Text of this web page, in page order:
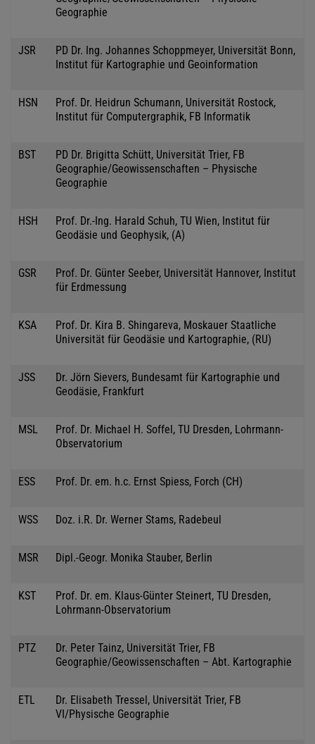
Geographie
JSR
PD Dr. Ing. Johannes Schoppmeyer, Universität Bonn,
Institut für Kartographie und Geoinformation
HSN
Prof. Dr. Heidrun Schumann, Universität Rostock,
Institut für Computergraphik, FB Informatik
BST
PD Dr. Brigitta Schütt, Universität Trier, FB
Geographie/Geowissenschaften – Physische
Geographie
HSH
Prof. Dr.-Ing. Harald Schuh, TU Wien, Institut für
Geodäsie und Geophysik, (A)
GSR
Prof. Dr. Günter Seeber, Universität Hannover, Institut
für Erdmessung
KSA
Prof. Dr. Kira B. Shingareva, Moskauer Staatliche
Universität für Geodäsie und Kartographie, (RU)
JSS
Dr. Jörn Sievers, Bundesamt für Kartographie und
Geodäsie, Frankfurt
MSL
Prof. Dr. Michael H. Soffel, TU Dresden, Lohrmann-
Observatorium
ESS Prof. Dr. em. h.c. Ernst Spiess, Forch (CH)
WSS Doz. i.R. Dr. Werner Stams, Radebeul
MSR Dipl.-Geogr. Monika Stauber, Berlin
KST
Prof. Dr. em. Klaus-Günter Steinert, TU Dresden,
Lohrmann-Observatorium
PTZ
Dr. Peter Tainz, Universität Trier, FB
Geographie/Geowissenschaften – Abt. Kartographie
ETL
Dr. Elisabeth Tressel, Universität Trier, FB
VI/Physische Geographie